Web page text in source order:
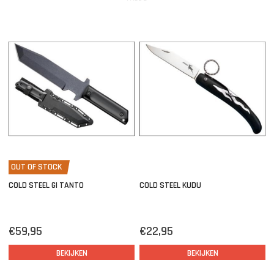
OUT OF STOCK
COLD STEEL GI TANTO
€59,95
BEKIJKEN
COLD STEEL KUDU
€22,95
BEKIJKEN